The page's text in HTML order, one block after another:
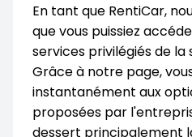
En tant que RentiCar,
que vous puissiez
services privilégiés de la
Grâce à notre page,
instantanément aux
proposées par
dessert principalement